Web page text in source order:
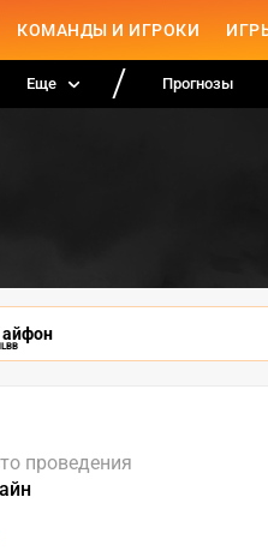
КОМАНДЫ И ИГРОКИ
Еще Прогнозы
проведения